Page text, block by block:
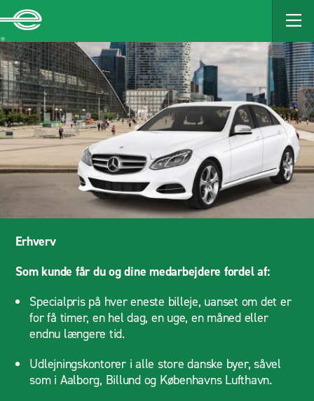
MAIN
CONTENT
Enterprise
Erhverv
Som kunde får du og dine medarbejdere fordel af:
Specialpris på hver eneste billeje, uanset om det er
for få timer, en hel dag, en uge, en måned eller
endnu længere tid.
Udlejningskontorer i alle store danske byer, såvel
som i Aalborg, Billund og Københavns Lufthavn.